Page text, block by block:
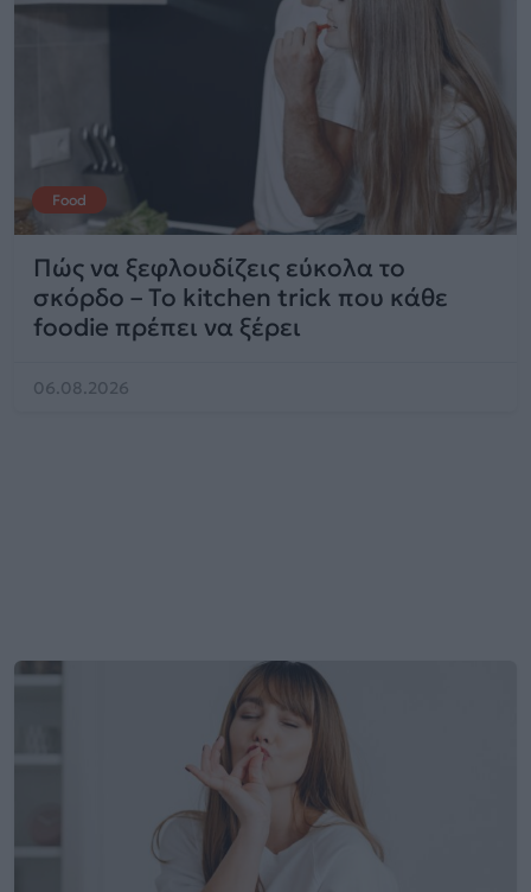
Food
Πώς να ξεφλουδίζεις εύκολα το
σκόρδο – Το kitchen trick που κάθε
foodie πρέπει να ξέρει
06.08.2026